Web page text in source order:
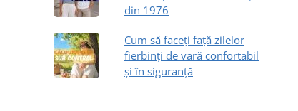
din 1976
Cum să faceți față zilelor
fierbinți de vară confortabil
și în siguranță